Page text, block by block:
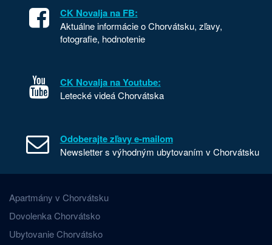
CK Novalja na FB:
Aktuálne informácie o Chorvátsku, zľavy,
fotografie, hodnotenie
CK Novalja na Youtube:
Letecké videá Chorvátska
Odoberajte zľavy e-mailom
Newsletter s výhodným ubytovaním v Chorvátsku
Apartmány v Chorvátsku
Dovolenka Chorvátsko
Ubytovanie Chorvátsko